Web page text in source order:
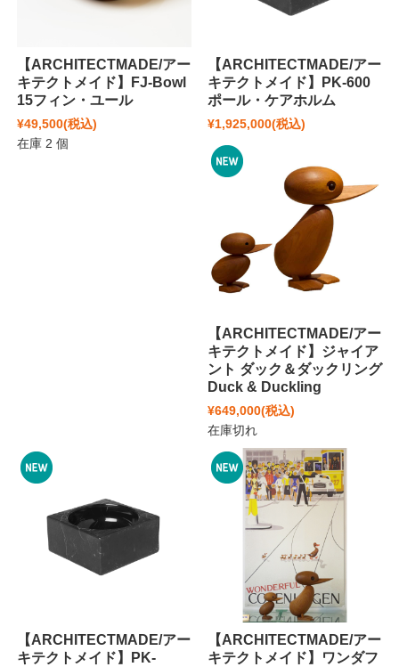
【ARCHITECTMADE/アー
キテクトメイド】FJ-Bowl
15フィン・ユール
¥49,500(税込)
在庫 2 個
【ARCHITECTMADE/アー
キテクトメイド】PK-600
ポール・ケアホルム
¥1,925,000(税込)
【ARCHITECTMADE/アー
キテクトメイド】ジャイア
ント ダック＆ダックリング
Duck & Duckling
¥649,000(税込)
在庫切れ
【ARCHITECTMADE/アー
キテクトメイド】PK-
【ARCHITECTMADE/アー
キテクトメイド】ワンダフ